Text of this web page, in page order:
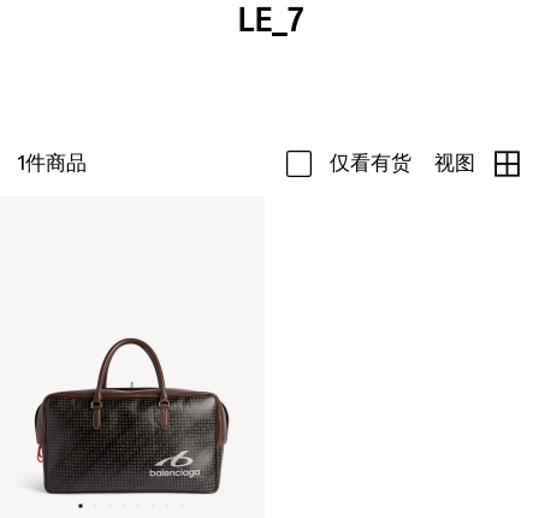
LE_7
1件商品 仅看有货 视图